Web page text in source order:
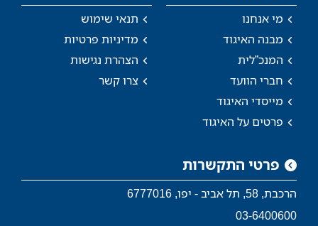
מי אנחנו
מבנה האיגוד
המנכ”לית
חברי הוועד
מייסדי האיגוד
פרטים על האיגוד
תנאי שימוש
מדיניות פרטיות
הצהרת נגישות
צרו קשר
פרטי התקשרות
הרכבת, 58, תל אביב - יפו, 6777016
03-6400600